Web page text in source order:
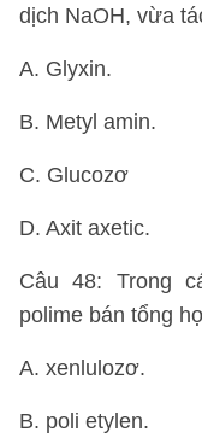
dịch NaOH, vừa
A. Glyxin.
B. Metyl amin.
C. Glucozơ
D. Axit axetic.
Câu 48: Trong
polime bán tổng
A. xenlulozơ.
B. poli etylen.